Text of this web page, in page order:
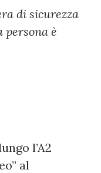
di sicurezza
è
l’A2
al